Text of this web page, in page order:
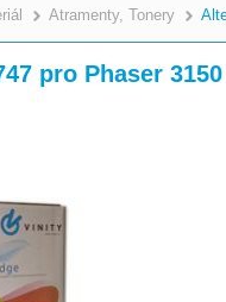
>
Atramenty, Tonery
pro Phaser 3150